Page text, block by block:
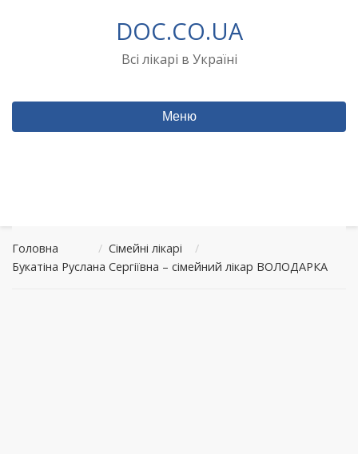
DOC.CO.UA
Всі лікарі в Україні
Меню
Головна / Сімейні лікарі
/
Букатіна Руслана Сергіївна – сімейний лікар ВОЛОДАРКА